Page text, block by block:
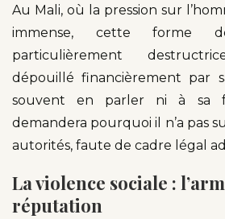
Au Mali, où la pression sur
immense, cette forme
particulièrement
dépouillé financièrement par
souvent en parler ni à sa
demandera pourquoi il n’a pas
autorités, faute de cadre légal
La violence sociale :
réputation